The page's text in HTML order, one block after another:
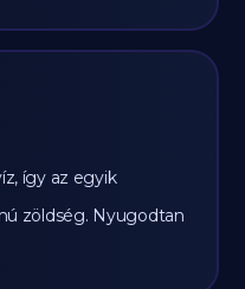
így az egyik
zöldség. Nyugodtan